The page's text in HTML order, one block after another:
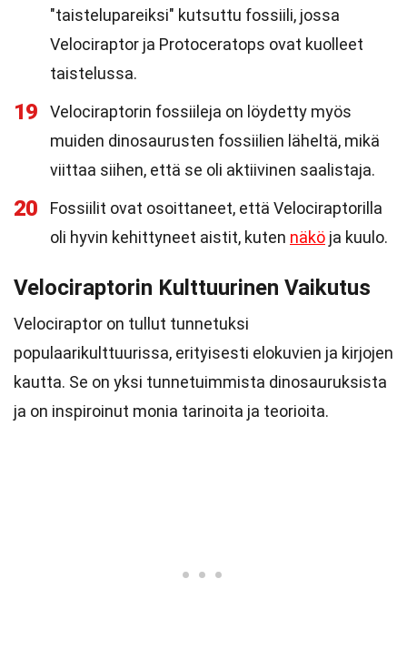
"taistelupareiksi" kutsuttu fossiili, jossa
Velociraptor ja Protoceratops ovat kuolleet
taistelussa.
19
Velociraptorin fossiileja on löydetty myös
muiden dinosaurusten fossiilien läheltä, mikä
viittaa siihen, että se oli aktiivinen saalistaja.
20
Fossiilit ovat osoittaneet, että Velociraptorilla
oli hyvin kehittyneet aistit, kuten näkö ja kuulo.
Velociraptorin Kulttuurinen Vaikutus
Velociraptor on tullut tunnetuksi
populaarikulttuurissa, erityisesti elokuvien ja kirjojen
kautta. Se on yksi tunnetuimmista dinosauruksista
ja on inspiroinut monia tarinoita ja teorioita.